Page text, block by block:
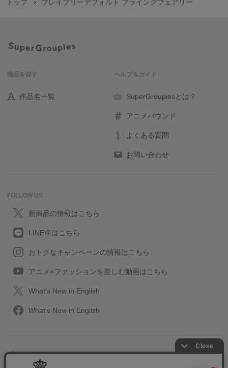
トップ ブレイブリーデフォルト フライングフェアリー
商品を探す
作品名一覧
ヘルプ＆ガイド
SuperGroupiesとは？
アニメバウンド
よくある質問
お問い合わせ
FOLLOW US
新商品の情報はこちら
LINE＠はこちら
おトクなキャンペーンの情報はこちら
アニメ×ファッションを楽しむ動画はこちら
What's New in English
What's New in English
プライバシーポリシー